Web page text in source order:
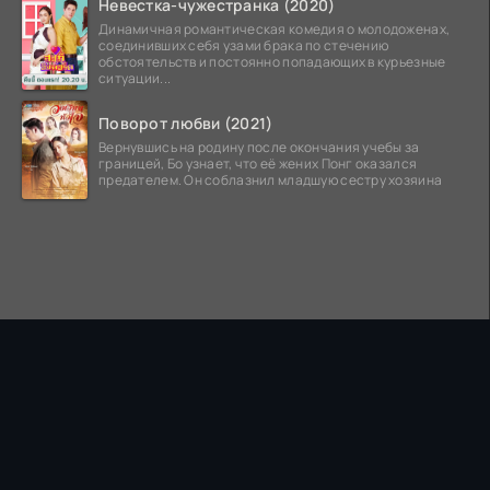
Невестка-чужестранка (2020)
Динамичная романтическая комедия о молодоженах,
соединивших себя узами брака по стечению
обстоятельств и постоянно попадающих в курьезные
ситуации...
Поворот любви (2021)
Вернувшись на родину после окончания учебы за
границей, Бо узнает, что её жених Понг оказался
предателем. Он соблазнил младшую сестру хозяина